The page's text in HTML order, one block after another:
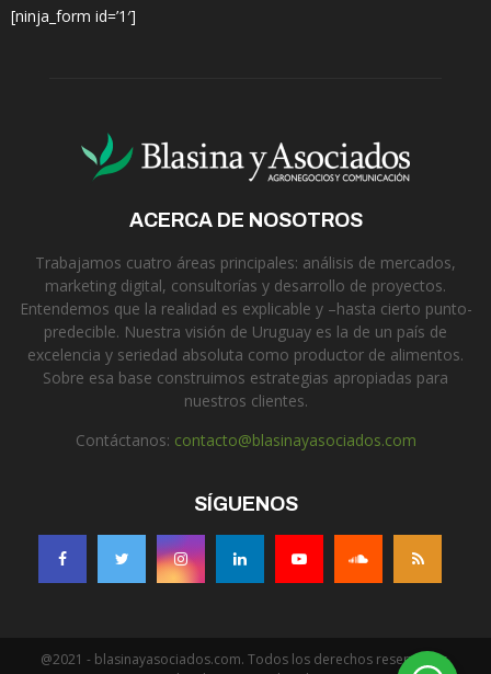
[ninja_form id=’1′]
ACERCA DE NOSOTROS
Trabajamos cuatro áreas principales: análisis de mercados,
marketing digital, consultorías y desarrollo de proyectos.
Entendemos que la realidad es explicable y –hasta cierto punto-
predecible. Nuestra visión de Uruguay es la de un país de
excelencia y seriedad absoluta como productor de alimentos.
Sobre esa base construimos estrategias apropiadas para
nuestros clientes.
Contáctanos: contacto@blasinayasociados.com
SÍGUENOS
@2021 - blasinayasociados.com. Todos los derechos reservados.